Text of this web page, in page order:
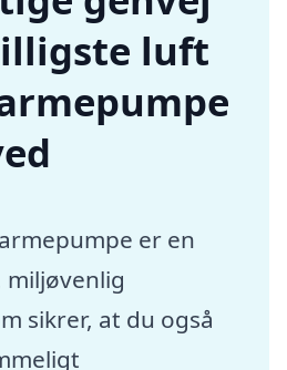
luft
er en
miljøvenlig
sikrer, at du også